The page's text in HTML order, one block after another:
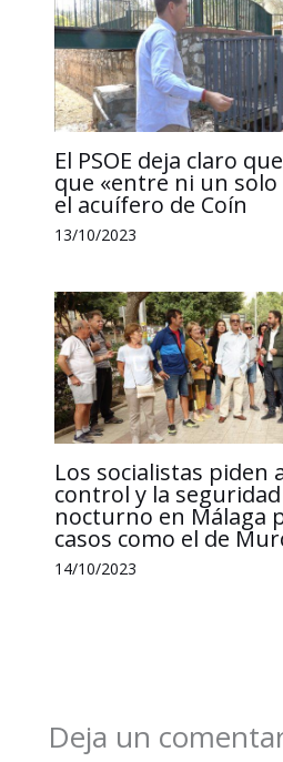
El PSOE deja claro
que «entre ni un
el acuífero de Coín
13/10/2023
Los socialistas piden
control y la
nocturno en Málaga
casos como el de
14/10/2023
Deja un